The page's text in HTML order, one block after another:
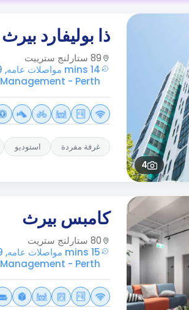
4
ذا بوليفارد بيرث
89 ستارلنج سترييت
Management - Perth
غرفة مفردة استوديو
كامبس بيرث
80 ستارلنج ستريت
Management - Perth